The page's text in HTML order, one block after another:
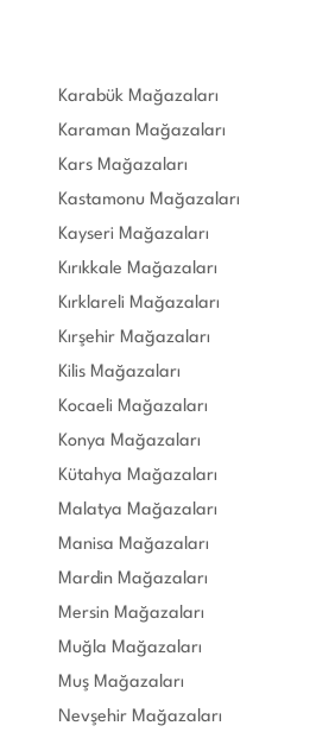
Karabük Mağazaları
Karaman Mağazaları
Kars Mağazaları
Kastamonu Mağazaları
Kayseri Mağazaları
Kırıkkale Mağazaları
Kırklareli Mağazaları
Kırşehir Mağazaları
Kilis Mağazaları
Kocaeli Mağazaları
Konya Mağazaları
Kütahya Mağazaları
Malatya Mağazaları
Manisa Mağazaları
Mardin Mağazaları
Mersin Mağazaları
Muğla Mağazaları
Muş Mağazaları
Nevşehir Mağazaları